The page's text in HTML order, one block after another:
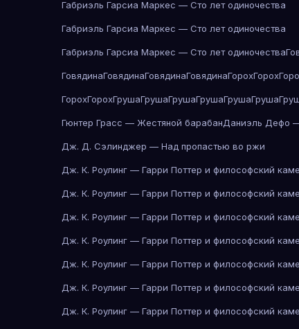
Габриэль Гарсиа Маркес — Сто лет одиночества
Габриэль Гарсиа Маркес — Сто лет одиночества
Габриэль Гарсиа Маркес — Сто лет одиночества
ГовядинаГовядинаГовядинаГовядинаГорохГорох
ГорохГорохГрушаГрушаГрушаГрушаГрушаГруша
Гюнтер Грасс — Жестяной барабанДаниэль Дефо
Дж. Д. Сэлинджер — Над пропастью во ржи
Дж. К. Роулинг — Гарри Поттер и философский
Дж. К. Роулинг — Гарри Поттер и философский
Дж. К. Роулинг — Гарри Поттер и философский
Дж. К. Роулинг — Гарри Поттер и философский
Дж. К. Роулинг — Гарри Поттер и философский
Дж. К. Роулинг — Гарри Поттер и философский
Дж. К. Роулинг — Гарри Поттер и философский